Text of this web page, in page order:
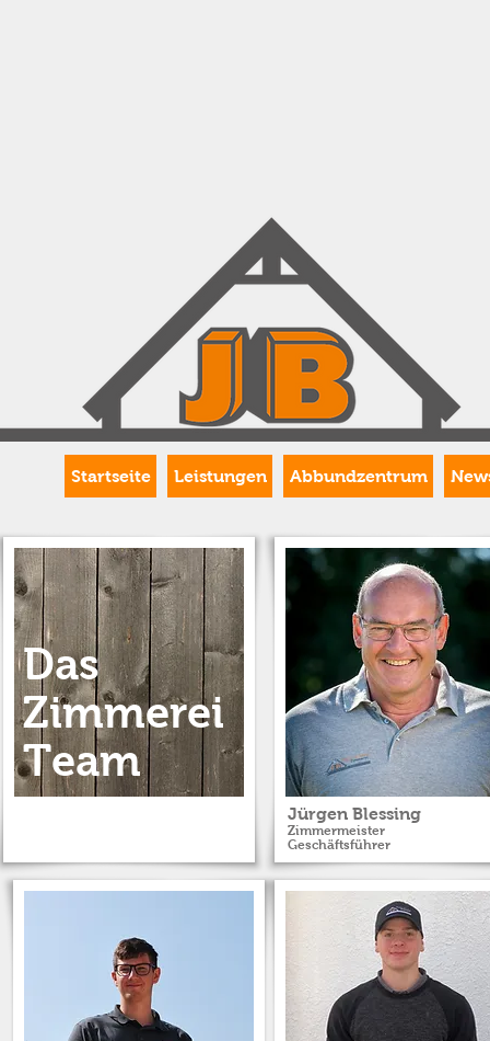
Startseite Leistungen Abbundzentrum
Das
Zimmerei
Team
Jürgen Blessing
Zimmermeister
Geschäftsführer